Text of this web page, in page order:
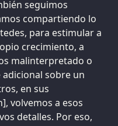
seguimos
compartiendo lo
para estimular a
crecimiento, a
malinterpretado o
sobre un
en sus
volvemos a esos
detalles. Por eso,